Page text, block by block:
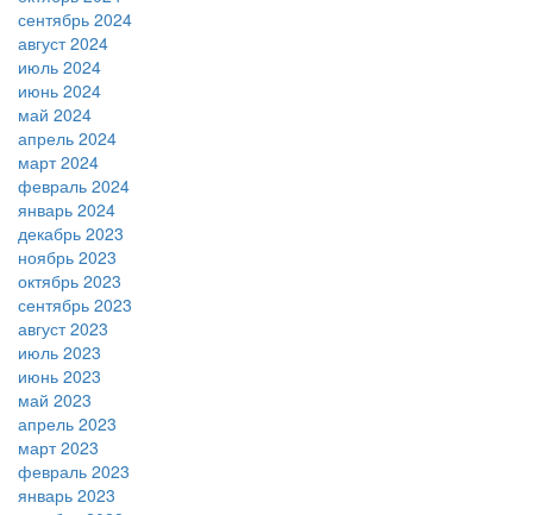
сентябрь 2024
август 2024
июль 2024
июнь 2024
май 2024
апрель 2024
март 2024
февраль 2024
январь 2024
декабрь 2023
ноябрь 2023
октябрь 2023
сентябрь 2023
август 2023
июль 2023
июнь 2023
май 2023
апрель 2023
март 2023
февраль 2023
январь 2023